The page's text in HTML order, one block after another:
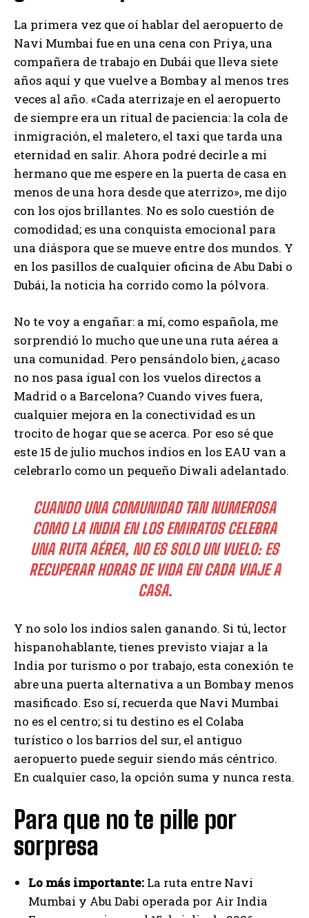
La primera vez que oí hablar del aeropuerto de
Navi Mumbai fue en una cena con Priya, una
compañera de trabajo en Dubái que lleva siete
años aquí y que vuelve a Bombay al menos tres
veces al año. «Cada aterrizaje en el aeropuerto
de siempre era un ritual de paciencia: la cola de
inmigración, el maletero, el taxi que tarda una
eternidad en salir. Ahora podré decirle a mi
hermano que me espere en la puerta de casa en
menos de una hora desde que aterrizo», me dijo
con los ojos brillantes. No es solo cuestión de
comodidad; es una conquista emocional para
una diáspora que se mueve entre dos mundos. Y
en los pasillos de cualquier oficina de Abu Dabi o
Dubái, la noticia ha corrido como la pólvora.
No te voy a engañar: a mí, como española, me
sorprendió lo mucho que une una ruta aérea a
una comunidad. Pero pensándolo bien, ¿acaso
no nos pasa igual con los vuelos directos a
Madrid o a Barcelona? Cuando vives fuera,
cualquier mejora en la conectividad es un
trocito de hogar que se acerca. Por eso sé que
este 15 de julio muchos indios en los EAU van a
celebrarlo como un pequeño Diwali adelantado.
CUANDO UNA COMUNIDAD TAN NUMEROSA
COMO LA INDIA EN LOS EMIRATOS CELEBRA
UNA RUTA AÉREA, NO ES SOLO UN VUELO: ES
RECUPERAR HORAS DE VIDA EN CADA VIAJE A
CASA.
Y no solo los indios salen ganando. Si tú, lector
hispanohablante, tienes previsto viajar a la
India por turismo o por trabajo, esta conexión te
abre una puerta alternativa a un Bombay menos
masificado. Eso sí, recuerda que Navi Mumbai
no es el centro; si tu destino es el Colaba
turístico o los barrios del sur, el antiguo
aeropuerto puede seguir siendo más céntrico.
En cualquier caso, la opción suma y nunca resta.
Para que no te pille por
sorpresa
Lo más importante: La ruta entre Navi
Mumbai y Abu Dabi operada por Air India